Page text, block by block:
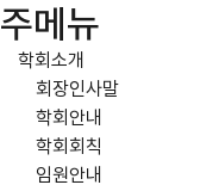
주메뉴
학회소개
회장인사말
학회안내
학회회칙
임원안내